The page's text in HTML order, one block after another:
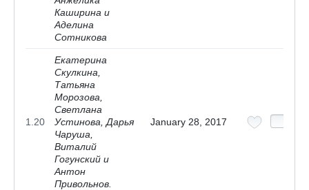
Каширина и
Аделина
Сотникова
1.20
Екатерина
Скулкина,
Татьяна
Морозова,
Светлана
Устинова, Дарья
Чаруша,
Виталий
Гогунский и
Антон
Привольнов.
January 28, 2017